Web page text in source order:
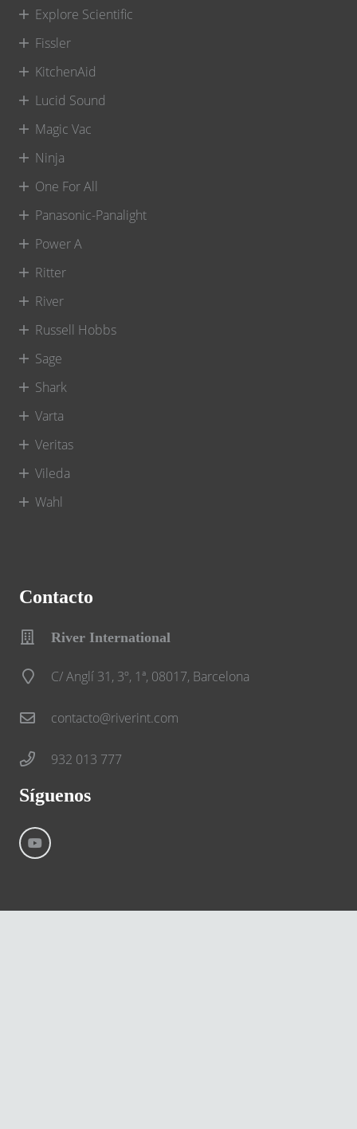
Explore Scientific
Fissler
KitchenAid
Lucid Sound
Magic Vac
Ninja
One For All
Panasonic-Panalight
Power A
Ritter
River
Russell Hobbs
Sage
Shark
Varta
Veritas
Vileda
Wahl
Contacto
River International
C/ Anglí 31, 3º, 1ª, 08017, Barcelona
contacto@riverint.com
932 013 777
Síguenos